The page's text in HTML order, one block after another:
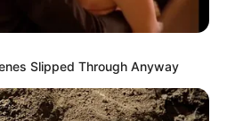
To Perform Better
Slipped Through Anyway